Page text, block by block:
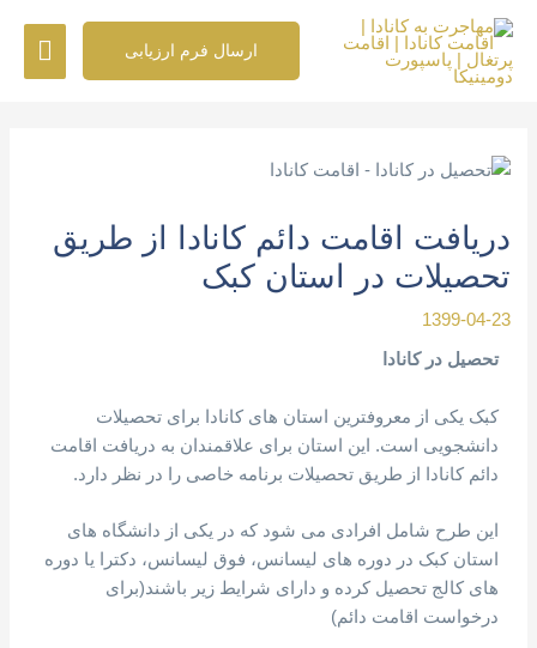
محتوا
ارسال فرم ارزیابی
دریافت اقامت دائم کانادا از طریق
تحصیلات در استان کبک
1399-04-23
تحصیل در کانادا
کبک یکی از معروفترین استان های کانادا برای تحصیلات
دانشجویی است. این استان برای علاقمندان به دریافت اقامت
دائم کانادا از طریق تحصیلات برنامه خاصی را در نظر دارد.
این طرح شامل افرادی می شود که در یکی از دانشگاه های
استان کبک در دوره های لیسانس، فوق لیسانس، دکترا یا دوره
های کالج تحصیل کرده و دارای شرایط زیر باشند(برای
درخواست اقامت دائم)